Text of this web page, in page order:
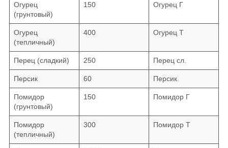
Огурец
(грунтовый)
150 Огурец Г
Огурец
(тепличный)
400 Огурец Т
Перец (сладкий) 250 Перец сл.
Персик 60 Персик
Помидор
(грунтовый)
150 Помидор Г
Помидор
(тепличный)
300 Помидор Т